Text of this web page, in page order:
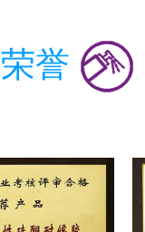
荣誉